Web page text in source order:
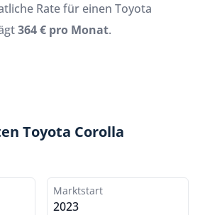
Rate für einen Toyota
364 € pro Monat.
Toyota Corolla
Marktstart
2023